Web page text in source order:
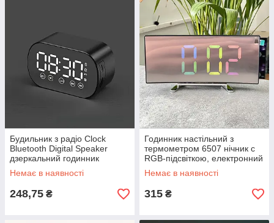
Будильник з радіо Clock
Bluetooth Digital Speaker
дзеркальний годинник
музичним будильником,
годинник колонка
Немає в наявності
248,75 ₴
Годинник настільний з
термометром 6507 нічник c
RGB-підсвіткою, електронний
дзеркальний LED годинник з
будильником
Немає в наявності
315 ₴